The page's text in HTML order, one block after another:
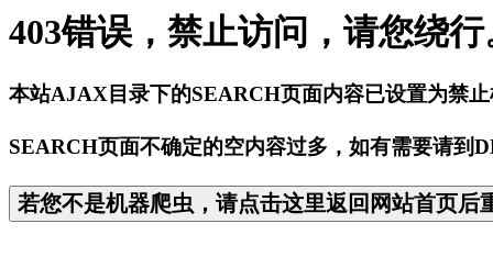
403错误，禁止访问，请您绕行
本站AJAX目录下的SEARCH页面内容已设置为禁
SEARCH页面不确定的空内容过多，如有需要请到
若您不是机器爬虫，请点击这里返回网站首页后